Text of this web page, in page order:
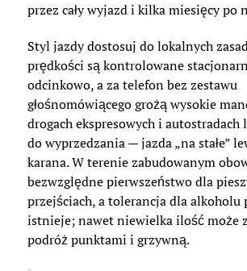
przez cały wyjazd i kilka miesięcy po
Styl jazdy dostosuj do lokalnych
prędkości są kontrolowane
odcinkowo, a za telefon bez zestawu
głośnomówiącego grożą wysokie
drogach ekspresowych i autostradach
do wyprzedzania — jazda „na stałe”
karana. W terenie zabudowanym
bezwzględne pierwszeństwo dla
przejściach, a tolerancja dla alkoholu
istnieje; nawet niewielka ilość może
podróż punktami i grzywną.